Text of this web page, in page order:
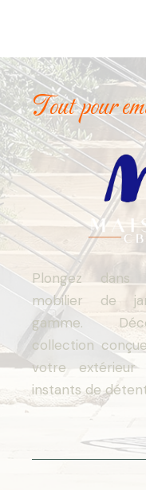
Tout pour
Plongez dans
mobilier de
gamme.
collection
votre
instants de